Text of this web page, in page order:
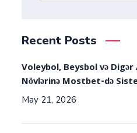
Recent Posts
Voleybol, Beysbol və
Növlərinə Mostbet-də
May 21, 2026